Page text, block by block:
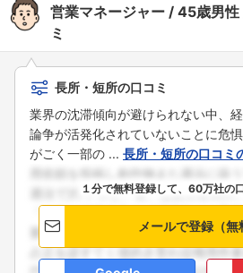
営業マネージャー 45歳男性
ミ
長所・短所の口コミ
業界の沈滞傾向が避けられない中、
論争が活発化されていないことに危
がごく一部の ... 長所・短所の口コミ
１分で無料登録して、60万社の
メールで登録（無